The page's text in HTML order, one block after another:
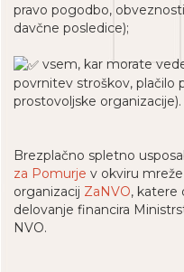
pravo pogodbo,
davčne posledice);
vsem, kar morate
povrnitev stroškov, plačilo
prostovoljske organizacije).
Brezplačno spletno
za Pomurje v okviru
organizacij ZaNVO, katere
delovanje financira
NVO.